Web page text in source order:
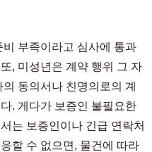
부족이라고 심사에 통과
, 미성년은 계약 행위 그 자
동의서나 친명의로의 계
. 게다가 보증인 불필요한
는 보증인이나 긴급 연락처
할 수 없으면, 물건에 따라